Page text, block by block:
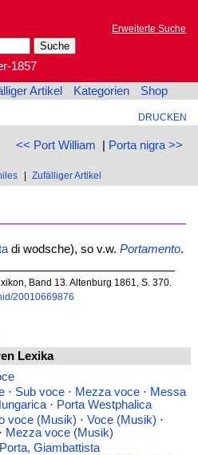
Erweiterte Suche
1857
Artikel Kategorien Shop
DRUCKEN
<< Port William | Porta nigra >>
Zufälliger Artikel
di wodsche), so v.w. Portamento.
Band 13. Altenburg 1861, S. 370.
20010669876
Lexika
· Sub voce· Mezza voce· Messa
· Porta Westphalica
voce (Musik) · Voce (Musik) ·
· Mezza voce (Musik)
Porta, Giambattista